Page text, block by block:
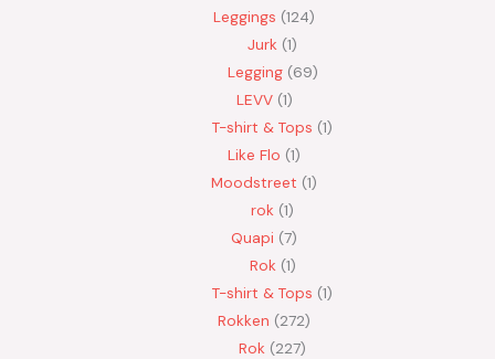
Leggings 124
Jurk 1
Legging 69
LEVV 1
T-shirt & Tops 1
Like Flo 1
Moodstreet 1
rok 1
Quapi 7
Rok 1
T-shirt & Tops 1
Rokken 272
Rok 227